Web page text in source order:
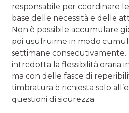
responsabile per coordinare
base delle necessità e delle
Non è possibile accumulare
poi usufruirne in modo
settimane consecutivamente.
introdotta la flessibilità oraria
ma con delle fasce di
timbratura è richiesta solo
questioni di sicurezza.